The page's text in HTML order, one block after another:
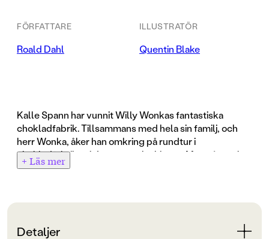
FÖRFATTARE
Roald Dahl
ILLUSTRATÖR
Quentin Blake
Kalle Spann har vunnit Willy Wonkas fantastiska
chokladfabrik. Tillsammans med hela sin familj, och
herr Wonka, åker han omkring på rundtur i
chokladfabriken i den stora glashissen. Men någonting
går plötsligt fel, alldeles oerhört fel... glashissen är på
barnlitteraturens mest säregna radarpar - en oslagbar
+ Läs mer
Detaljer